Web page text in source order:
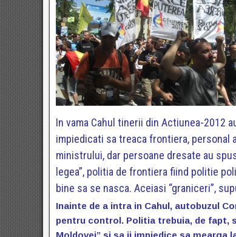
In vama Cahul tinerii din Actiunea-2012
impiedicati sa treaca frontiera, personal
ministrului, dar persoane dresate au
legea”, politia de frontiera fiind politie
bine sa se nasca. Aceiasi “graniceri”,
Inainte de a intra in Cahul, autobuzul
pentru control. Politia trebuia, de fapt,
Moldovei” si sa ii impiedice sa